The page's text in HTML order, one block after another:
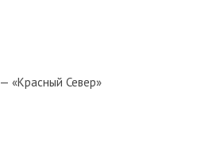
«Красный Север»